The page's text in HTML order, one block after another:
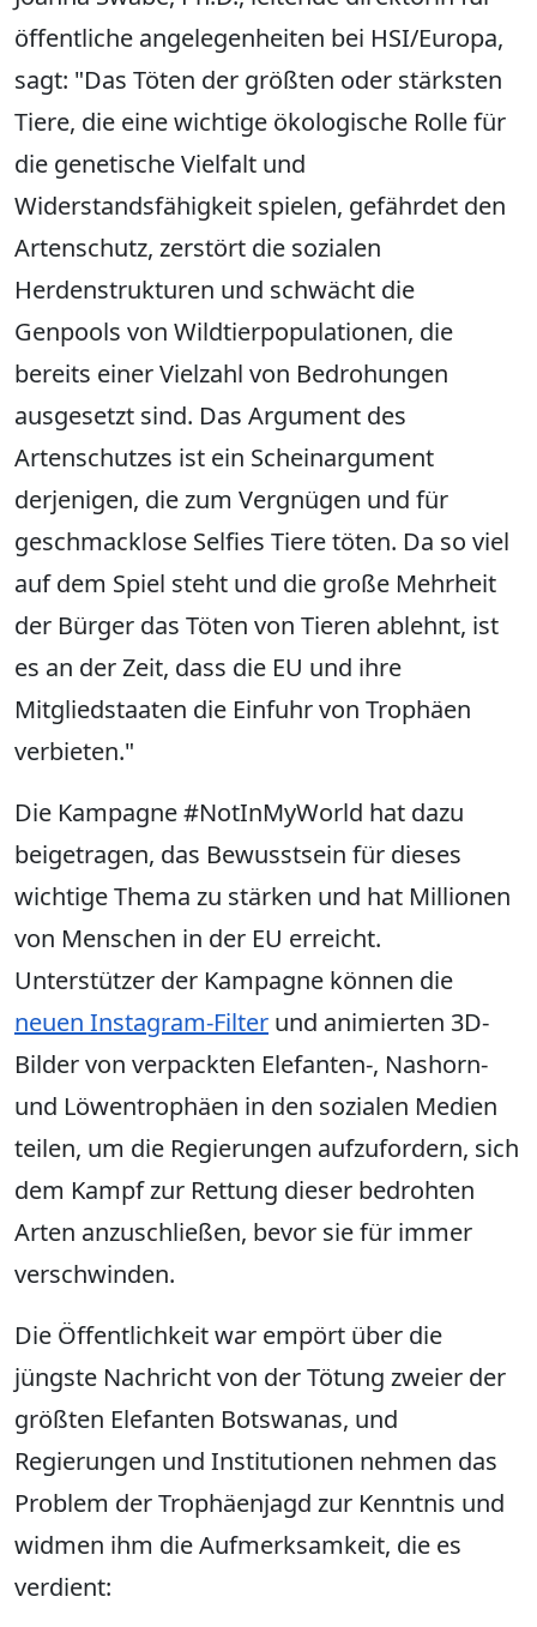
öffentliche angelegenheiten bei HSI/Europa,
sagt: "Das Töten der größten oder stärksten
Tiere, die eine wichtige ökologische Rolle für
die genetische Vielfalt und
Widerstandsfähigkeit spielen, gefährdet den
Artenschutz, zerstört die sozialen
Herdenstrukturen und schwächt die
Genpools von Wildtierpopulationen, die
bereits einer Vielzahl von Bedrohungen
ausgesetzt sind. Das Argument des
Artenschutzes ist ein Scheinargument
derjenigen, die zum Vergnügen und für
geschmacklose Selfies Tiere töten. Da so viel
auf dem Spiel steht und die große Mehrheit
der Bürger das Töten von Tieren ablehnt, ist
es an der Zeit, dass die EU und ihre
Mitgliedstaaten die Einfuhr von Trophäen
verbieten."
Die Kampagne #NotInMyWorld hat dazu
beigetragen, das Bewusstsein für dieses
wichtige Thema zu stärken und hat Millionen
von Menschen in der EU erreicht.
Unterstützer der Kampagne können die
neuen Instagram-Filter und animierten 3D-
Bilder von verpackten Elefanten-, Nashorn-
und Löwentrophäen in den sozialen Medien
teilen, um die Regierungen aufzufordern, sich
dem Kampf zur Rettung dieser bedrohten
Arten anzuschließen, bevor sie für immer
verschwinden.
Die Öffentlichkeit war empört über die
jüngste Nachricht von der Tötung zweier der
größten Elefanten Botswanas, und
Regierungen und Institutionen nehmen das
Problem der Trophäenjagd zur Kenntnis und
widmen ihm die Aufmerksamkeit, die es
verdient: